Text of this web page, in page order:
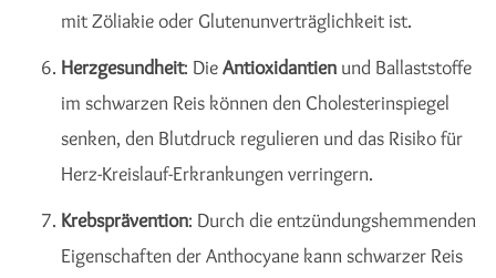
mit Zöliakie oder Glutenunverträglichkeit ist.
Herzgesundheit: DieAntioxidantien und Ballaststoffe
im schwarzen Reis können den Cholesterinspiegel
senken, den Blutdruck regulieren und das Risiko für
Herz-Kreislauf-Erkrankungen verringern.
Krebsprävention: Durch die entzündungshemmenden
Eigenschaften der Anthocyane kann schwarzer Reis